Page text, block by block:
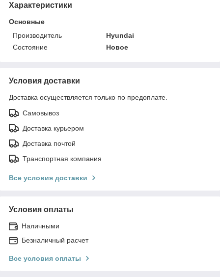
Характеристики
Основные
Производитель
Hyundai
Состояние
Новое
Условия доставки
Доставка осуществляется только по предоплате.
Самовывоз
Доставка курьером
Доставка почтой
Транспортная компания
Все условия доставки
Условия оплаты
Наличными
Безналичный расчет
Все условия оплаты